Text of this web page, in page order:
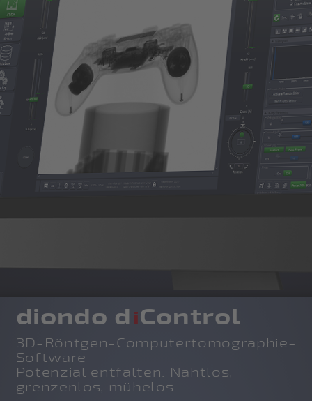
diondo d iControl
3D-Röntgen-Computertomographie-
Software
Potenzial entfalten: Nahtlos,
grenzenlos, mühelos